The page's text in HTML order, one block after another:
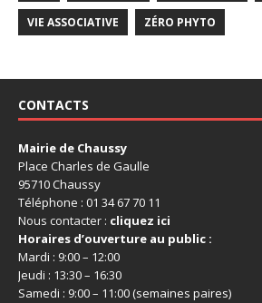
VIE ASSOCIATIVE ZÉRO PHYTO
CONTACTS
Mairie de Chaussy
Place Charles de Gaulle
95710 Chaussy
Téléphone : 01 34 67 70 11
Nous contacter : cliquez ici
Horaires d’ouverture au public :
Mardi : 9:00 – 12:00
Jeudi : 13:30 – 16:30
Samedi : 9:00 – 11:00 (semaines paires)